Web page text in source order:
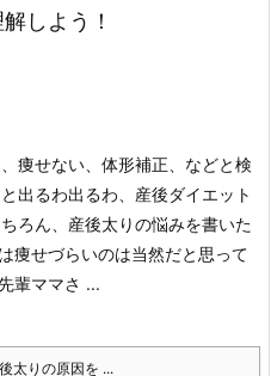
しよう！
痩せない、体形補正、などと検
出るわ出るわ、産後ダイエット
ろん、産後太りの悩みを書いた
痩せづらいのは当然だと思って
輩ママさ ...
太りの原因を ...